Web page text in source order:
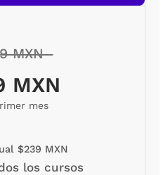
MXN
MXN
mes
$239 MXN
los cursos